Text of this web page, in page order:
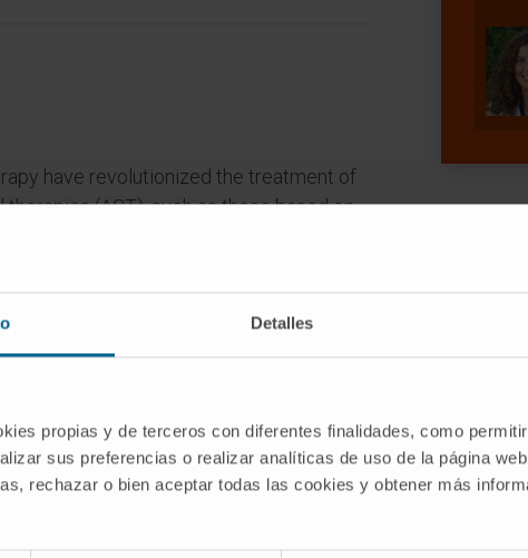
Detalles
propias y de terceros con diferentes finalidades, como
sus preferencias o realizar analíticas de uso de la página
rechazar o bien aceptar todas las cookies y obtener más
have revolutionized the treatment of
(ACT), such as those based on
or genetically modified cells
T cells), has shown impressive
types of cancers. However, cancer cells
from immunosurveillance, resulting in
these therapies or responding only
achieve long-term tumor control is
a limited percentage of the transferred
the bloodstream, interacting and
infiltrate the tumor.